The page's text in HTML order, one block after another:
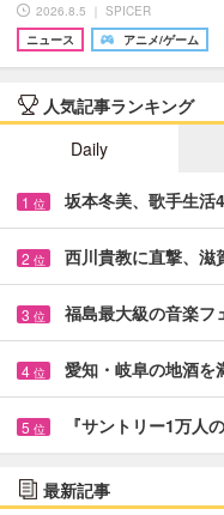
2026.8.5 ｜ SPICER
ニュース
アニメ/ゲーム
人気記事ランキング
Daily
1 位 坂本冬美、歌手生
2 位 西川貴教に直撃、
3 位 福島最大級の音楽
4 位 愛知・岐阜の地酒
5 位 『サントリー1万
最新記事